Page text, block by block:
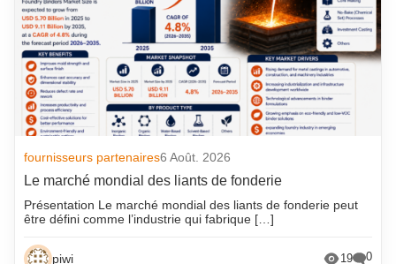
fournisseurs partenaires6 Août. 2026
Le marché mondial des liants de fonderie
Présentation Le marché mondial des liants de fonderie peut
être défini comme l’industrie qui fabrique […]
piwi 19 0